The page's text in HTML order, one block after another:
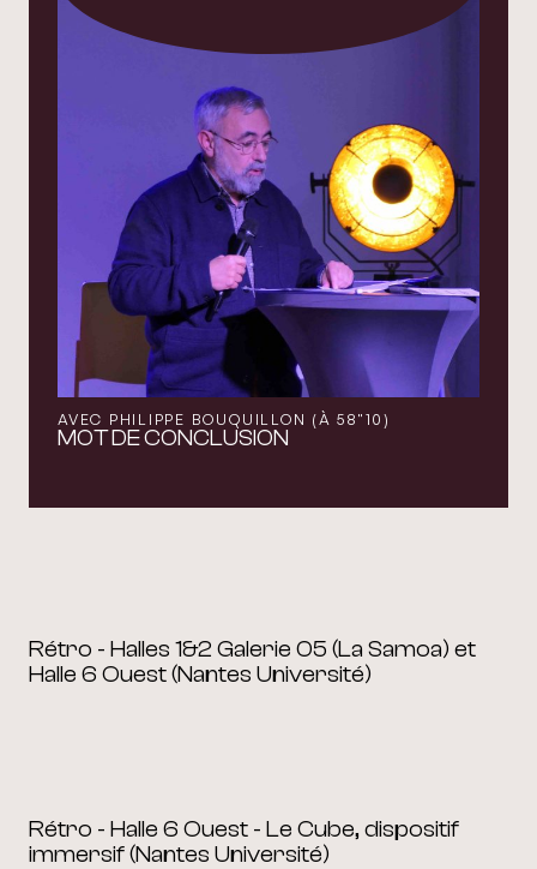
AVEC PHILIPPE BOUQUILLON (À 58"10)
MOT DE CONCLUSION
Rétro - Halles 1&2 Galerie 05 (La Samoa) et
Halle 6 Ouest (Nantes Université)
Rétro - Halle 6 Ouest - Le Cube, dispositif
immersif (Nantes Université)